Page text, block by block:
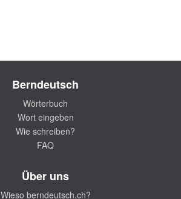
Berndeutsch
Wörterbuch
Wort eingeben
Wie schreiben?
FAQ
Über uns
Wieso berndeutsch.ch?